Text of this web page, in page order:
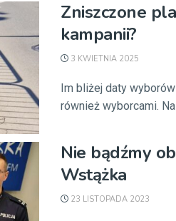
Zniszczone
kampanii?
3 KWIETNIA 2025
Im bliżej daty
również wyborcami.
Nie bądźmy
Wstążka
23 LISTOPADA 2023